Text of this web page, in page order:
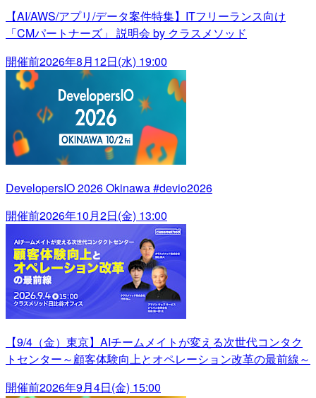
【AI/AWS/アプリ/データ案件特集】ITフリーランス向け
「CMパートナーズ」 説明会 by クラスメソッド
開催前2026年8月12日(水) 19:00
DevelopersIO 2026 Okinawa #devio2026
開催前2026年10月2日(金) 13:00
【9/4（金）東京】AIチームメイトが変える次世代コンタク
トセンター～顧客体験向上とオペレーション改革の最前線～
開催前2026年9月4日(金) 15:00